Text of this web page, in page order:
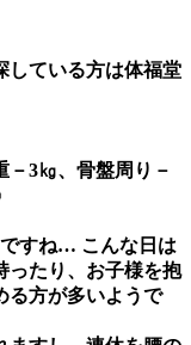
している方は体福堂
3㎏、骨盤周り－
すね… こんな日は
ったり、お子様を抱
る方が多いようで